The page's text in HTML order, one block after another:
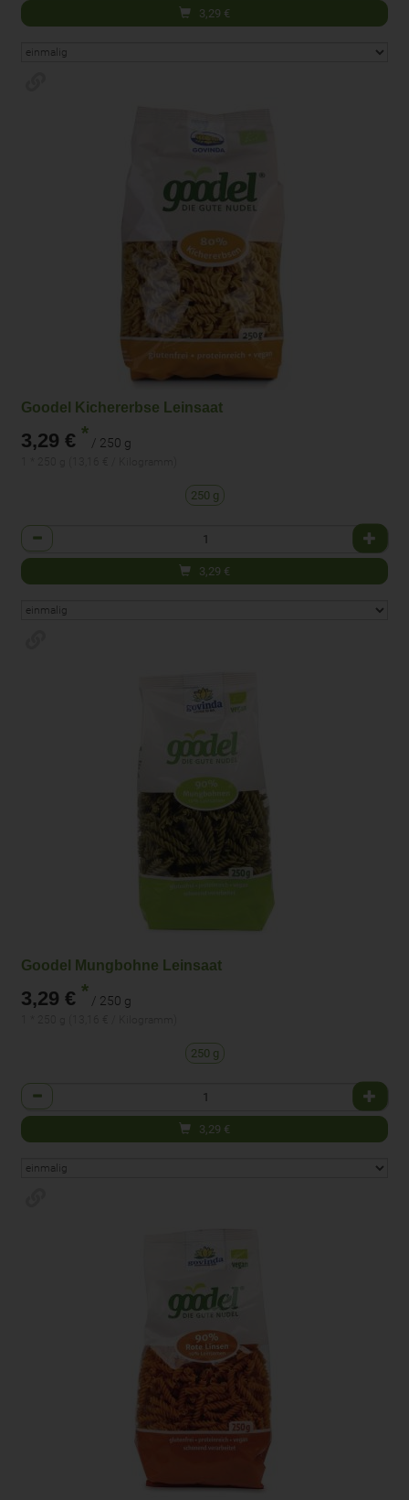
3,29 €
Goodel Kichererbse Leinsaat
3,29 € * / 250 g
250 g
Anzahl
3,29 €
Goodel Mungbohne Leinsaat
3,29 € * / 250 g
250 g
Anzahl
3,29 €